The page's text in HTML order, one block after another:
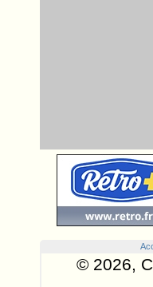
© 2026,